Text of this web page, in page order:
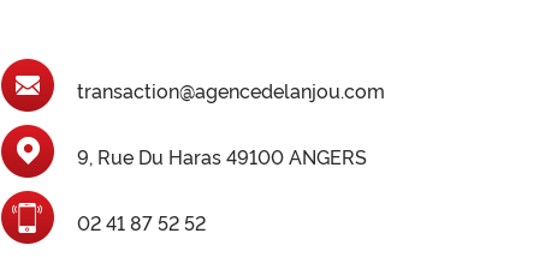
transaction@agencedelanjou.com
9, Rue Du Haras 49100 ANGERS
02 41 87 52 52